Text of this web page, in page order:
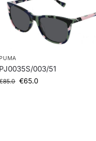
PUMA
PJ0035S/003/51
85.0 €65.0